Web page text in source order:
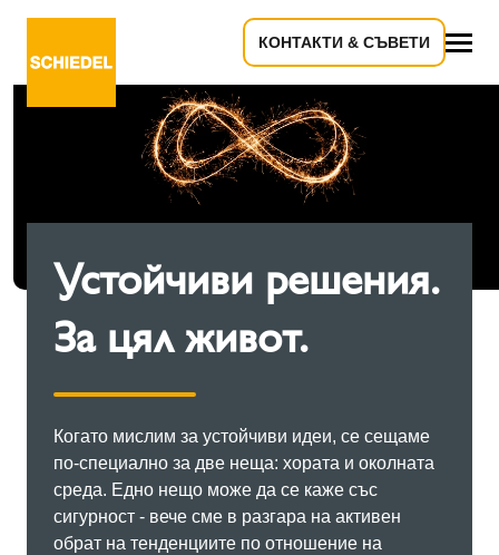
КОНТАКТИ & СЪВЕТИ
Устойчиви решения.
За цял живот.
Когато мислим за устойчиви идеи, се сещаме
по-специално за две неща: хората и околната
среда. Едно нещо може да се каже със
сигурност - вече сме в разгара на активен
обрат на тенденциите по отношение на